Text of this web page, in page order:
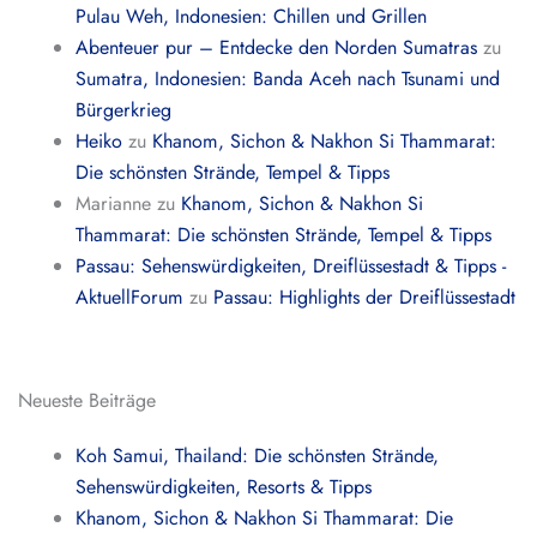
Pulau Weh, Indonesien: Chillen und Grillen
Abenteuer pur – Entdecke den Norden Sumatras zu
Sumatra, Indonesien: Banda Aceh nach Tsunami und
Bürgerkrieg
Heiko zu Khanom, Sichon & Nakhon Si Thammarat:
Die schönsten Strände, Tempel & Tipps
Marianne zu Khanom, Sichon & Nakhon Si
Thammarat: Die schönsten Strände, Tempel & Tipps
Passau: Sehenswürdigkeiten, Dreiflüssestadt & Tipps -
AktuellForum zu Passau: Highlights der Dreiflüssestadt
Neueste Beiträge
Koh Samui, Thailand: Die schönsten Strände,
Sehenswürdigkeiten, Resorts & Tipps
Khanom, Sichon & Nakhon Si Thammarat: Die